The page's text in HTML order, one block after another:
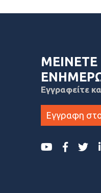
ΜΕΙΝΕΤΕ
Εγγραφείτε
Εγγραφη